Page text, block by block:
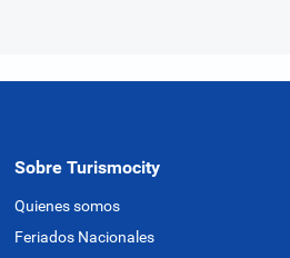
Sobre Turismocity
Quienes somos
Feriados Nacionales